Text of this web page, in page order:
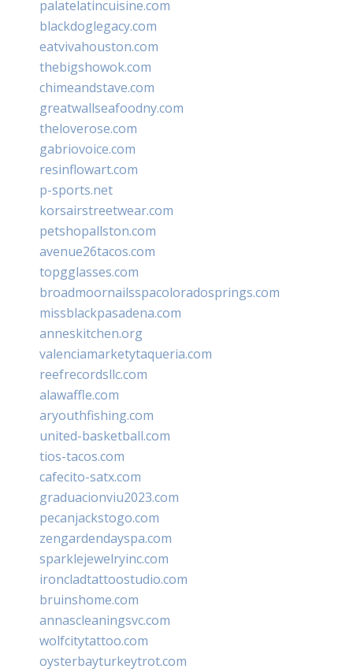
palatelatincuisine.com
blackdoglegacy.com
eatvivahouston.com
thebigshowok.com
chimeandstave.com
greatwallseafoodny.com
theloverose.com
gabriovoice.com
resinflowart.com
p-sports.net
korsairstreetwear.com
petshopallston.com
avenue26tacos.com
topgglasses.com
broadmoornailsspacoloradosprings.com
missblackpasadena.com
anneskitchen.org
valenciamarketytaqueria.com
reefrecordsllc.com
alawaffle.com
aryouthfishing.com
united-basketball.com
tios-tacos.com
cafecito-satx.com
graduacionviu2023.com
pecanjackstogo.com
zengardendayspa.com
sparklejewelryinc.com
ironcladtattoostudio.com
bruinshome.com
annascleaningsvc.com
wolfcitytattoo.com
oysterbayturkeytrot.com